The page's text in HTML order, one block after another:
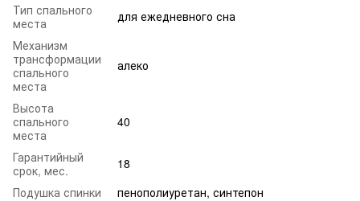
Тип спального
места
для ежедневного сна
Механизм
трансформации
спального
места
алеко
Высота
спального
места
40
Гарантийный
срок, мес.
18
Подушка спинки
пенополиуретан, синтепон